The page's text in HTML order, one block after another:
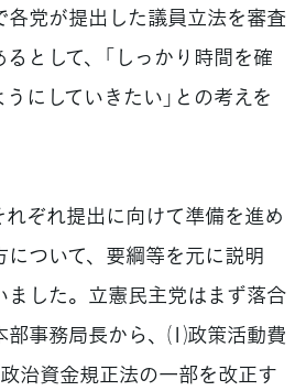
各党が提出した議員立法を審査
として、「しっかり時間を確
にしていきたい」との考えを
ぞれ提出に向けて準備を進め
ついて、要綱等を元に説明
ました。立憲民主党はまず落合
部事務局長から、⑴政策活動費
治資金規正法の一部を改正す